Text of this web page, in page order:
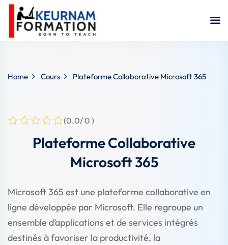
Home Cours Plateforme Collaborative Microsoft 365
(0.0/ 0 )
Plateforme Collaborative
Microsoft 365
Microsoft 365 est une plateforme collaborative en
ligne développée par Microsoft. Elle regroupe un
ensemble d’applications et de services intégrés
destinés à favoriser la productivité, la
Sign in